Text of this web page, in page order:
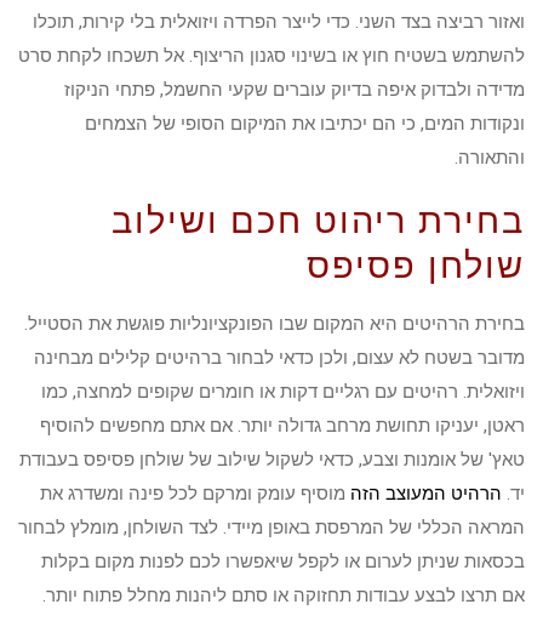
ואזור רביצה בצד השני. כדי לייצר הפרדה ויזואלית בלי קירות, תוכלו
להשתמש בשטיח חוץ או בשינוי סגנון הריצוף. אל תשכחו לקחת סרט
מדידה ולבדוק איפה בדיוק עוברים שקעי החשמל, פתחי הניקוז
ונקודות המים, כי הם יכתיבו את המיקום הסופי של הצמחים
והתאורה.
בחירת ריהוט חכם ושילוב
שולחן פסיפס
בחירת הרהיטים היא המקום שבו הפונקציונליות פוגשת את הסטייל.
מדובר בשטח לא עצום, ולכן כדאי לבחור ברהיטים קלילים מבחינה
ויזואלית. רהיטים עם רגליים דקות או חומרים שקופים למחצה, כמו
ראטן, יעניקו תחושת מרחב גדולה יותר. אם אתם מחפשים להוסיף
טאץ' של אומנות וצבע, כדאי לשקול שילוב של שולחן פסיפס בעבודת
יד. הרהיט המעוצב הזה מוסיף עומק ומרקם לכל פינה ומשדרג את
המראה הכללי של המרפסת באופן מיידי. לצד השולחן, מומלץ לבחור
בכסאות שניתן לערום או לקפל שיאפשרו לכם לפנות מקום בקלות
אם תרצו לבצע עבודות תחזוקה או סתם ליהנות מחלל פתוח יותר.